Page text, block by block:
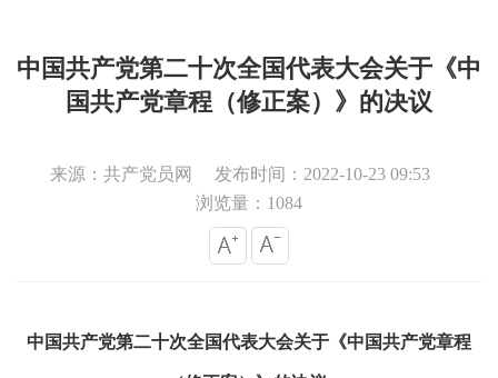
中国共产党第二十次全国代表大会关于《中
国共产党章程（修正案）》的决议
来源：共产党员网
发布时间：2022-10-23 09:53
浏览量：1084
中国共产党第二十次全国代表大会关于《中国共产党章程